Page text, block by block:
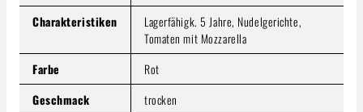
Charakteristiken
Lagerfähigk. 5 Jahre, Nudelgerichte,
Tomaten mit Mozzarella
Farbe
Rot
Geschmack
trocken